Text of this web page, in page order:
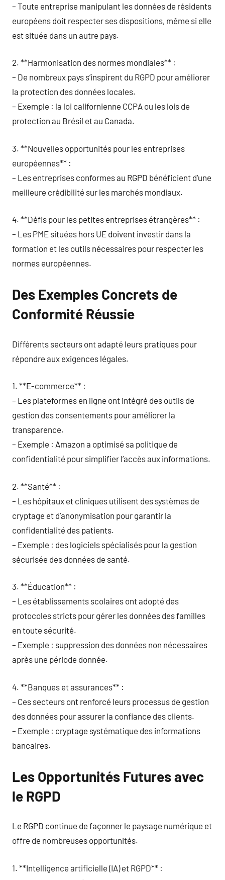
– Toute entreprise manipulant les données de résidents
européens doit respecter ses dispositions, même si elle
est située dans un autre pays.
2. **Harmonisation des normes mondiales** :
– De nombreux pays s’inspirent du RGPD pour améliorer
la protection des données locales.
– Exemple : la loi californienne CCPA ou les lois de
protection au Brésil et au Canada.
3. **Nouvelles opportunités pour les entreprises
européennes** :
– Les entreprises conformes au RGPD bénéficient d’une
meilleure crédibilité sur les marchés mondiaux.
4. **Défis pour les petites entreprises étrangères** :
– Les PME situées hors UE doivent investir dans la
formation et les outils nécessaires pour respecter les
normes européennes.
Des Exemples Concrets de
Conformité Réussie
Différents secteurs ont adapté leurs pratiques pour
répondre aux exigences légales.
1. **E-commerce** :
– Les plateformes en ligne ont intégré des outils de
gestion des consentements pour améliorer la
transparence.
– Exemple : Amazon a optimisé sa politique de
confidentialité pour simplifier l’accès aux informations.
2. **Santé** :
– Les hôpitaux et cliniques utilisent des systèmes de
cryptage et d’anonymisation pour garantir la
confidentialité des patients.
– Exemple : des logiciels spécialisés pour la gestion
sécurisée des données de santé.
3. **Éducation** :
– Les établissements scolaires ont adopté des
protocoles stricts pour gérer les données des familles
en toute sécurité.
– Exemple : suppression des données non nécessaires
après une période donnée.
4. **Banques et assurances** :
– Ces secteurs ont renforcé leurs processus de gestion
des données pour assurer la confiance des clients.
– Exemple : cryptage systématique des informations
bancaires.
Les Opportunités Futures avec
le RGPD
Le RGPD continue de façonner le paysage numérique et
offre de nombreuses opportunités.
1. **Intelligence artificielle (IA) et RGPD** :